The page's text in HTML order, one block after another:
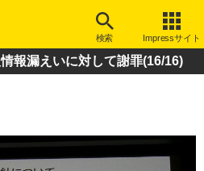
検索 Impressサイト
報漏えいに対して謝罪(16/16)